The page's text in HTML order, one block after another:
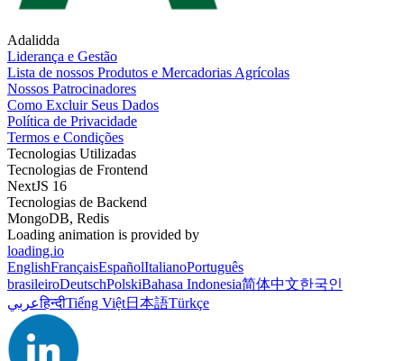
Adalidda
Liderança e Gestão
Lista de nossos Produtos e Mercadorias Agrícolas
Nossos Patrocinadores
Como Excluir Seus Dados
Política de Privacidade
Termos e Condições
Tecnologias Utilizadas
Tecnologias de Frontend
NextJS 16
Tecnologias de Backend
MongoDB, Redis
Loading animation is provided by
loading.io
EnglishFrançaisEspañolItalianoPortuguês
brasileiroDeutschPolskiBahasa Indonesia简体中文한국인
عربيहिन्दीTiếng Việt日本語Türkçe